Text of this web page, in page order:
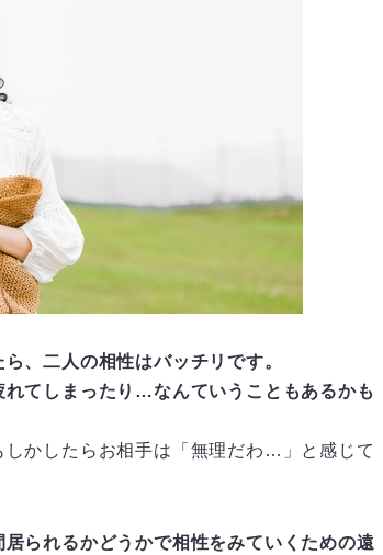
、二人の相性はバッチリです。
てしまったり…なんていうこともあるかも
かしたらお相手は「無理だわ…」と感じて
られるかどうかで相性をみていくための遠